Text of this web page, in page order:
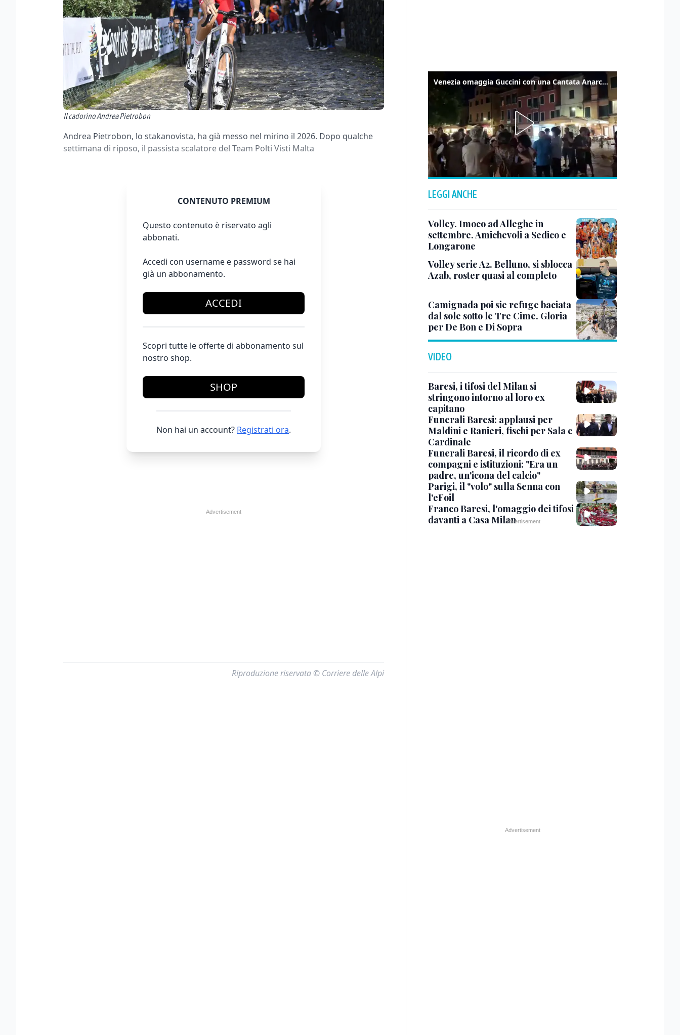
Il cadorino Andrea Pietrobon
Andrea Pietrobon, lo stakanovista, ha già messo nel mirino il 2026. Dopo qualche
settimana di riposo, il passista scalatore del Team Polti Visti Malta
CONTENUTO PREMIUM
Questo contenuto è riservato agli
abbonati.
Accedi con username e password se hai
già un abbonamento.
ACCEDI
Scopri tutte le offerte di abbonamento sul
nostro shop.
SHOP
Non hai un account? Registrati ora.
Riproduzione riservata © Corriere delle Alpi
Venezia omaggia Guccini con una Cantata Anarchica in campo Santa Margherita
LEGGI ANCHE
Volley. Imoco ad Alleghe in
settembre. Amichevoli a Sedico e
Longarone
Volley serie A2. Belluno, si sblocca
Azab, roster quasi al completo
Camignada poi sie refuge baciata
dal sole sotto le Tre Cime. Gloria
per De Bon e Di Sopra
VIDEO
Baresi, i tifosi del Milan si
stringono intorno al loro ex
capitano
Funerali Baresi: applausi per
Maldini e Ranieri, fischi per Sala e
Cardinale
Funerali Baresi, il ricordo di ex
compagni e istituzioni: "Era un
padre, un'icona del calcio"
Parigi, il "volo" sulla Senna con
l'eFoil
Franco Baresi, l'omaggio dei tifosi
davanti a Casa Milan